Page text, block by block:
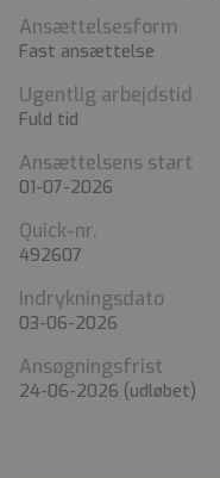
Ansættelsesform
Fast ansættelse
Ugentlig arbejdstid
Fuld tid
Ansættelsens start
01-07-2026
Quick-nr.
492607
Indrykningsdato
03-06-2026
Ansøgningsfrist
24-06-2026 (udløbet)